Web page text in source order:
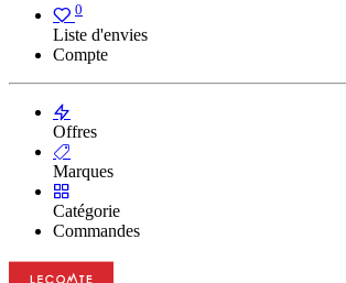
0
Liste d'envies
Compte
Offres
Marques
Catégorie
Commandes